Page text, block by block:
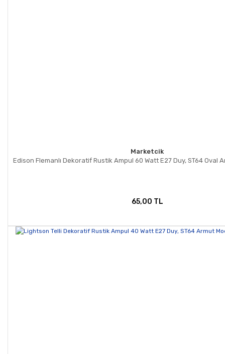
Marketcik
Edison Flemanlı Dekoratif Rustik Ampul 60 Watt E27 Duy, ST64 Oval
65,00 TL